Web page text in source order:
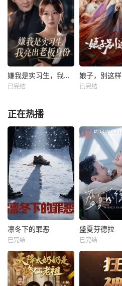
嫌我是实习生，我亮出老板身份
已完结
娘子，别这样
已完结
正在热播
凛冬下的罪恶
已完结
盛夏芬德拉
已完结